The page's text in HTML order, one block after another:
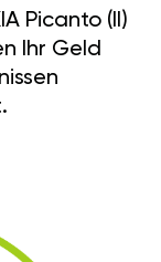
Picanto (II)
Ihr Geld